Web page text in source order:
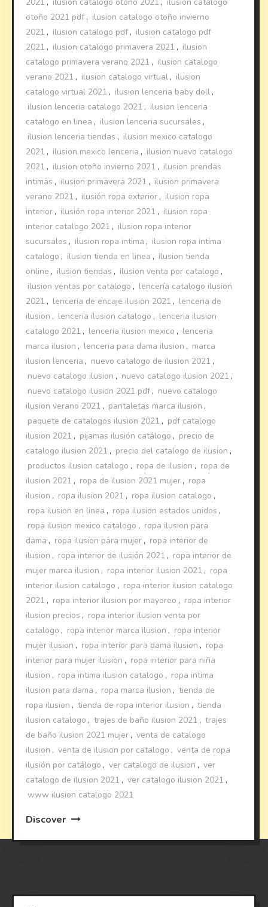
otoño 2021 pdf , ilusion catalogo otoño invierno
2021 , ilusion catalogo pdf , ilusion catalogo pdf
2021 , ilusion catalogo primavera 2021 , ilusion
catalogo primavera verano 2021 , ilusion catalogo
verano 2021 , ilusion catalogo virtual , ilusion
catalogo virtual 2021 , ilusion lenceria baby doll ,
ilusion lenceria catalogo 2021 , ilusion lenceria
catalogo en linea , ilusion lenceria sucursales ,
ilusion lenceria tiendas , ilusion mexico catalogo
2021 , ilusion mexico lenceria , ilusion nuevo catalogo
2021 , ilusion otoño invierno 2021 , ilusion prendas
intimas , ilusion primavera 2021 , ilusion primavera
verano 2021 , ilusión ropa exterior , ilusion ropa
interior , ilusión ropa interior 2021 , ilusion ropa
interior catalogo 2021 , ilusion ropa interior
sucursales , ilusion ropa intima , ilusion ropa intima
catalogo , ilusion tienda en linea , ilusion tienda
online , ilusion tiendas , ilusion venta por catalogo ,
ilusion ventas por catalogo , lencería catalogo ilusion
2021 , lenceria de encaje ilusion 2021 , lenceria de
ilusion , lenceria ilusion catalogo , lenceria ilusion
catalogo 2021 , lenceria ilusion mexico , lenceria
marca ilusion , lenceria para dama ilusion , marca
ilusion lenceria , nuevo catalogo de ilusion 2021 ,
nuevo catalogo ilusion , nuevo catalogo ilusion 2021 ,
nuevo catalogo ilusion 2021 pdf , nuevo catalogo
ilusion verano 2021 , pantaletas marca ilusion ,
paquete de catalogos ilusion 2021 , pdf catalogo
ilusion 2021 , pijamas ilusión catálogo , precio de
catalogo ilusion 2021 , precio del catalogo de ilusion ,
productos ilusion catalogo , ropa de ilusion , ropa de
ilusion 2021 , ropa de ilusion 2021 mujer , ropa
ilusion , ropa ilusion 2021 , ropa ilusion catalogo ,
ropa ilusion en linea , ropa ilusion estados unidos ,
ropa ilusion mexico catalogo , ropa ilusion para
dama , ropa ilusion para mujer , ropa interior de
ilusion , ropa interior de ilusión 2021 , ropa interior de
mujer marca ilusion , ropa interior ilusion 2021 , ropa
interior ilusion catalogo , ropa interior ilusion catalogo
2021 , ropa interior ilusion por mayoreo , ropa interior
ilusion precios , ropa interior ilusion venta por
catalogo , ropa interior marca ilusion , ropa interior
mujer ilusion , ropa interior para dama ilusion , ropa
interior para mujer ilusion , ropa interior para niña
ilusion , ropa intima ilusion catalogo , ropa intima
ilusion para dama , ropa marca ilusion , tienda de
ropa ilusion , tienda de ropa interior ilusion , tienda
ilusion catalogo , trajes de baño ilusion 2021 , trajes
de baño ilusion 2021 mujer , venta de catalogo
ilusion , venta de ilusion por catalogo , venta de ropa
ilusión por catálogo , ver catalogo de ilusion , ver
catalogo de ilusion 2021 , ver catalogo ilusion 2021 ,
www ilusion catalogo 2021
Discover